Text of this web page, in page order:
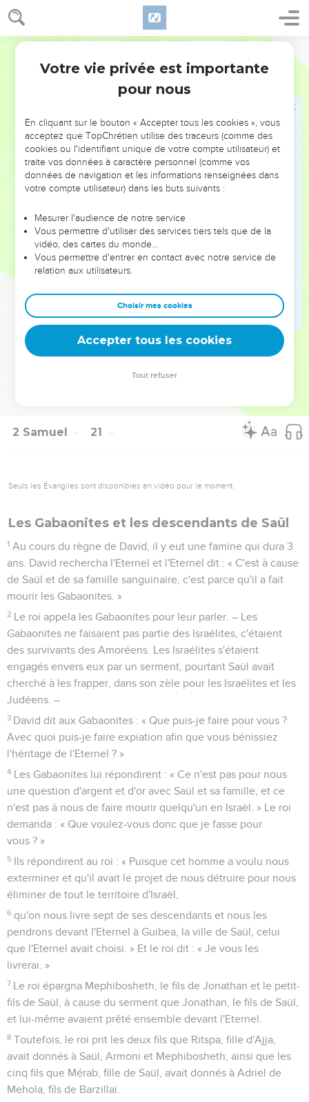
2 Samuel 20
Je suis une des villes paisibles et fidèles d’Israël, et tu
cherches à faire disparaître une ville qui est une mère en
Israël ! Pourquoi veux-tu détruire l'héritage de l'Eternel ? »
vous détruire et vous ruiner !
Il n'en est pas question. Mais un homme de la région
montagneuse d'Ephraïm, un dénommé Shéba, fils de Bicri, a
levé la main contre le roi David. Livrez-le-moi, et lui
seulement, et je m'éloignerai de la ville. » La femme dit à
Joab : « Sa tête te sera jetée par la muraille. »
Cette femme alla parler à tout son peuple avec sa
jetèrent à Joab. Joab sonna alors de la trompette. On se
dispersa loin de la ville et chacun repartit dans sa tente.
Quant à Joab, il retourna à Jérusalem vers le roi.
Joab commandait toute l'armée d'Israël ; Benaja, fils de
Jehojada, était à la tête des Kéréthiens et des Péléthiens ;
Adoram était préposé aux corvées ; Josaphat, fils
2 Samuel 21
Seuls les Évangiles sont disponibles en vidéo pour le moment.
Les Gabaonites et les descendants de Saül
1 Au cours du règne de David, il y eut une famine qui dura 3
ans. David rechercha l'Eternel et l'Eternel dit : « C'est à cause
de Saül et de sa famille sanguinaire, c'est parce qu'il a fait
mourir les Gabaonites. »
2 Le roi appela les Gabaonites pour leur parler. – Les
Gabaonites ne faisaient pas partie des Israélites, c'étaient
des survivants des Amoréens. Les Israélites s'étaient
engagés envers eux par un serment, pourtant Saül avait
cherché à les frapper, dans son zèle pour les Israélites et les
Judéens. –
3 David dit aux Gabaonites : « Que puis-je faire pour vous ?
Avec quoi puis-je faire expiation afin que vous bénissiez
l'héritage de l'Eternel ? »
4 Les Gabaonites lui répondirent : « Ce n'est pas pour nous
une question d'argent et d'or avec Saül et sa famille, et ce
n'est pas à nous de faire mourir quelqu'un en Israël. » Le roi
demanda : « Que voulez-vous donc que je fasse pour
vous ? »
5 Ils répondirent au roi : « Puisque cet homme a voulu nous
exterminer et qu'il avait le projet de nous détruire pour nous
éliminer de tout le territoire d'Israël,
6 qu'on nous livre sept de ses descendants et nous les
pendrons devant l'Eternel à Guibea, la ville de Saül, celui
que l'Eternel avait choisi. » Et le roi dit : « Je vous les
livrerai. »
7 Le roi épargna Mephibosheth, le fils de Jonathan et le petit-
fils de Saül, à cause du serment que Jonathan, le fils de Saül,
et lui-même avaient prêté ensemble devant l'Eternel.
8 Toutefois, le roi prit les deux fils que Ritspa, fille d'Ajja,
avait donnés à Saül, Armoni et Mephibosheth, ainsi que les
cinq fils que Mérab, fille de Saül, avait donnés à Adriel de
Mehola, fils de Barzillaï.
Votre vie privée est importante
pour nous
En cliquant sur le bouton « Accepter tous les cookies », vous
acceptez que TopChrétien utilise des traceurs (comme des
cookies ou l'identifiant unique de votre compte utilisateur) et
traite vos données à caractère personnel (comme vos
données de navigation et les informations renseignées dans
votre compte utilisateur) dans les buts suivants :
Mesurer l'audience de notre service
Vous permettre d'utiliser des services tiers tels que de la
vidéo, des cartes du monde…
Vous permettre d'entrer en contact avec notre service de
relation aux utilisateurs.
Choisir mes cookies
Accepter tous les cookies
Tout refuser